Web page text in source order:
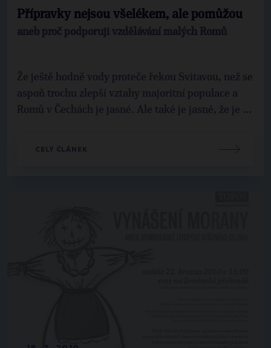
Přípravky nejsou všelékem, ale pomůžou
aneb proč podporuji vzdělávání malých Romů
Že ještě hodně vody proteče řekou Svitavou, než se
aspoň trochu zlepší vztahy majoritní populace a
Romů v Čechách je jasné. Ale také je jasné, že je ...
CELÝ ČLÁNEK